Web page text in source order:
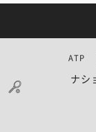
ナシ
ATP |